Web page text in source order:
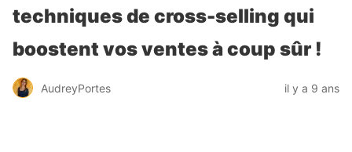
techniques de cross-selling qui
boostent vos ventes à coup sûr !
AudreyPortes il y a 9 ans